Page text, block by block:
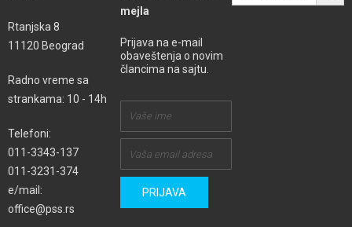
Rtanjska 8
11120 Beograd
Radno vreme sa
strankama: 10 - 14h
Telefoni:
011-3343-137
011-3231-374
e/mail:
office@pss.rs
mejla
Prijava na e-mail
obaveštenja o novim
člancima na sajtu.